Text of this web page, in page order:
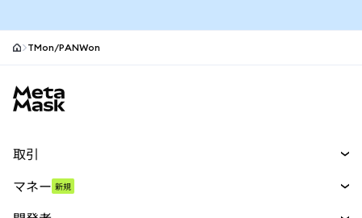
TMon/PANWon
取引
マネー 新規